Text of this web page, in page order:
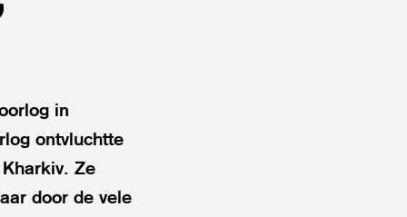
in
ontvluchtte
Ze
door de vele